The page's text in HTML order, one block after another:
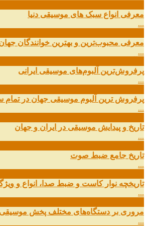
معرفی انواع سبک های موسیقی دنیا
...
معرفی محبوب‌ترین و بهترین خوانندگان جهان
...
پرفروش‌ترین آلبوم‌های موسیقی ایرانی
...
پرفروش ترین آلبوم موسیقی جهان در تمام
...
تاریخ و پیدایش موسیقی در ایران و جهان
...
تاریخ جامع ضبط صوت
...
تاریخچه نوار کاست و ضبط صدا، انواع و
...
مروری بر دستگاه‌های مختلف پخش موسیقی
...